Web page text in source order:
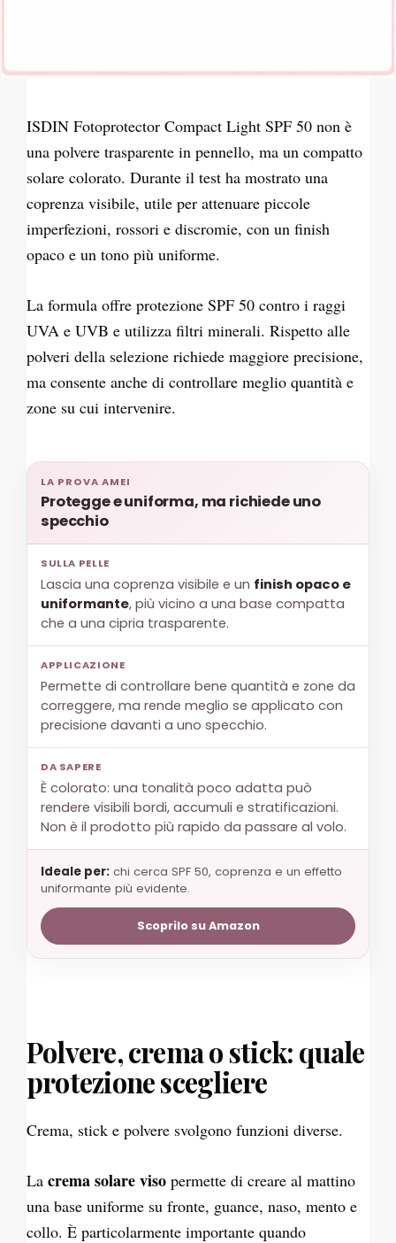
ISDIN Fotoprotector Compact Light SPF 50 non è
una polvere trasparente in pennello, ma un compatto
solare colorato. Durante il test ha mostrato una
coprenza visibile, utile per attenuare piccole
imperfezioni, rossori e discromie, con un finish
opaco e un tono più uniforme.
La formula offre protezione SPF 50 contro i raggi
UVA e UVB e utilizza filtri minerali. Rispetto alle
polveri della selezione richiede maggiore precisione,
ma consente anche di controllare meglio quantità e
zone su cui intervenire.
LA PROVA AMEI
Protegge e uniforma, ma richiede uno
specchio
SULLA PELLE
Lascia una coprenza visibile e un finish opaco e
uniformante, più vicino a una base compatta
che a una cipria trasparente.
APPLICAZIONE
Permette di controllare bene quantità e zone da
correggere, ma rende meglio se applicato con
precisione davanti a uno specchio.
DA SAPERE
È colorato: una tonalità poco adatta può
rendere visibili bordi, accumuli e stratificazioni.
Non è il prodotto più rapido da passare al volo.
Ideale per: chi cerca SPF 50, coprenza e un effetto
uniformante più evidente.
Scoprilo su Amazon
Polvere, crema o stick: quale
protezione scegliere
Crema, stick e polvere svolgono funzioni diverse.
La crema solare viso permette di creare al mattino
una base uniforme su fronte, guance, naso, mento e
collo. È particolarmente importante quando